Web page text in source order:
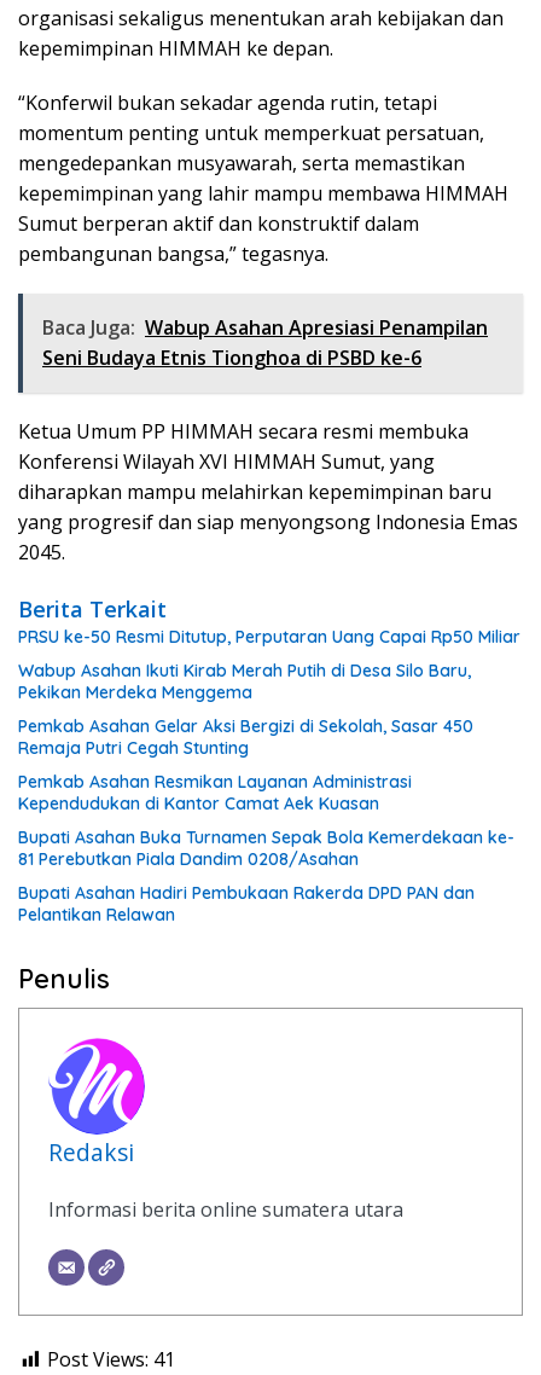
organisasi sekaligus menentukan arah kebijakan dan
kepemimpinan HIMMAH ke depan.
“Konferwil bukan sekadar agenda rutin, tetapi
momentum penting untuk memperkuat persatuan,
mengedepankan musyawarah, serta memastikan
kepemimpinan yang lahir mampu membawa HIMMAH
Sumut berperan aktif dan konstruktif dalam
pembangunan bangsa,” tegasnya.
Baca Juga: Wabup Asahan Apresiasi Penampilan
Seni Budaya Etnis Tionghoa di PSBD ke-6
Ketua Umum PP HIMMAH secara resmi membuka
Konferensi Wilayah XVI HIMMAH Sumut, yang
diharapkan mampu melahirkan kepemimpinan baru
yang progresif dan siap menyongsong Indonesia Emas
2045.
Berita Terkait
PRSU ke-50 Resmi Ditutup, Perputaran Uang Capai Rp50 Miliar
Wabup Asahan Ikuti Kirab Merah Putih di Desa Silo Baru,
Pekikan Merdeka Menggema
Pemkab Asahan Gelar Aksi Bergizi di Sekolah, Sasar 450
Remaja Putri Cegah Stunting
Pemkab Asahan Resmikan Layanan Administrasi
Kependudukan di Kantor Camat Aek Kuasan
Bupati Asahan Buka Turnamen Sepak Bola Kemerdekaan ke-
81 Perebutkan Piala Dandim 0208/Asahan
Bupati Asahan Hadiri Pembukaan Rakerda DPD PAN dan
Pelantikan Relawan
Penulis
Redaksi
Informasi berita online sumatera utara
Post Views: 41